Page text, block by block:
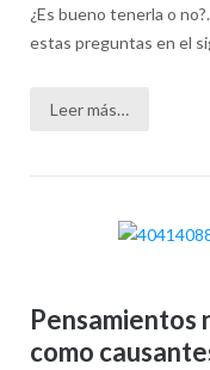
¿Es bueno tenerla o
estas preguntas en el
Leer más…
Pensamientos
como